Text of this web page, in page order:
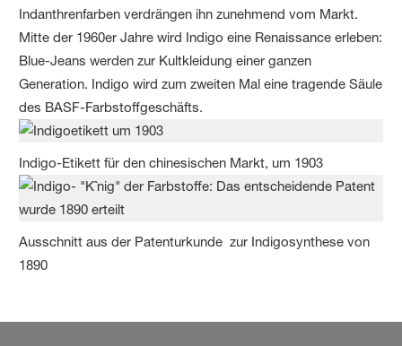
Indanthrenfarben verdrängen ihn zunehmend vom Markt.
Mitte der 1960er Jahre wird Indigo eine Renaissance erleben:
Blue-Jeans werden zur Kultkleidung einer ganzen
Generation. Indigo wird zum zweiten Mal eine tragende Säule
des BASF-Farbstoffgeschäfts.
Indigo-Etikett für den chinesischen Markt, um 1903
Ausschnitt aus der Patenturkunde zur Indigosynthese von
1890